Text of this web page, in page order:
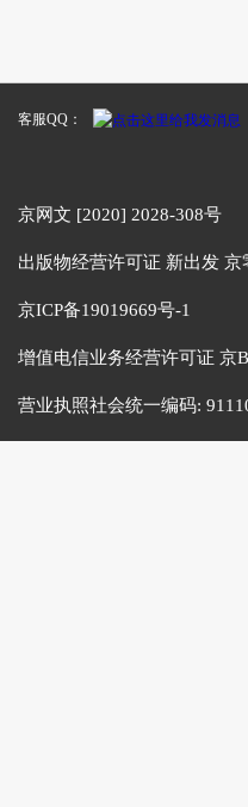
客服QQ：
京网文 [2020] 2028-308号
出版物经营许可证 新出发 京
京ICP备19019669号-1
增值电信业务经营许可证 京
营业执照社会统一编码: